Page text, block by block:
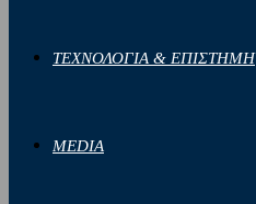
ΤΕΧΝΟΛΟΓΙΑ & ΕΠΙΣΤΗΜΗ
MEDIA